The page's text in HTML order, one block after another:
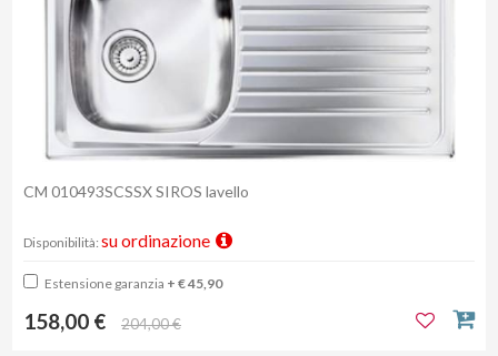
CM 010493SCSSX SIROS lavello
Disponibilità: su ordinazione
Estensione garanzia + € 45,90
158,00 € 204,00 €